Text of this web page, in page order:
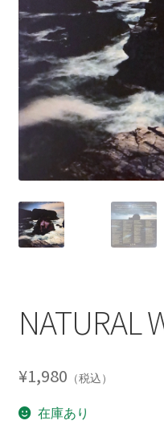
NATURAL
¥1,980 （税込）
在庫あり